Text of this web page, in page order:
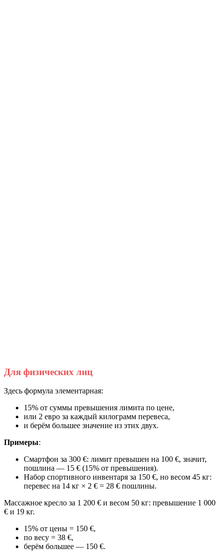
Для физических лиц
Здесь формула элементарная:
15% от суммы превышения лимита по цене,
или 2 евро за каждый килограмм перевеса,
и берём большее значение из этих двух.
Примеры:
Смартфон за 300 €: лимит превышен на 100 €, значит,
пошлина — 15 € (15% от превышения).
Набор спортивного инвентаря за 150 €, но весом 45 кг:
перевес на 14 кг × 2 € = 28 € пошлины.
Массажное кресло за 1 200 € и весом 50 кг: превышение 1 000
€ и 19 кг.
15% от цены = 150 €,
по весу = 38 €,
берём большее — 150 €.